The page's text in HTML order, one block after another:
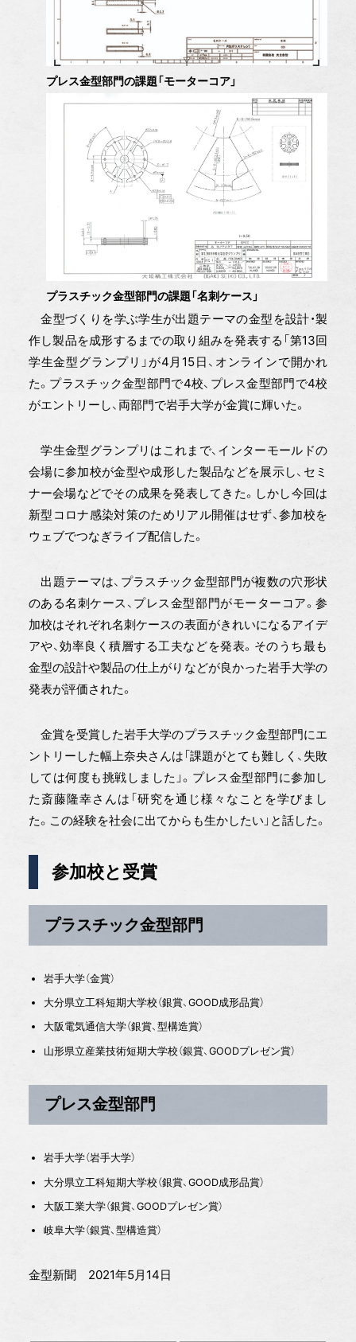
プレス金型部門の課題「モーターコア」
プラスチック金型部門の課題「名刺ケース」
金型づくりを学ぶ学生が出題テーマの金型を設計・製
作し製品を成形するまでの取り組みを発表する「第13回
学生金型グランプリ」が4月15日、オンラインで開かれ
た。プラスチック金型部門で4校、プレス金型部門で4校
がエントリーし、両部門で岩手大学が金賞に輝いた。
学生金型グランプリはこれまで、インターモールドの
会場に参加校が金型や成形した製品などを展示し、セミ
ナー会場などでその成果を発表してきた。しかし今回は
新型コロナ感染対策のためリアル開催はせず、参加校を
ウェブでつなぎライブ配信した。
出題テーマは、プラスチック金型部門が複数の穴形状
のある名刺ケース、プレス金型部門がモーターコア。参
加校はそれぞれ名刺ケースの表面がきれいになるアイデ
アや、効率良く積層する工夫などを発表。そのうち最も
金型の設計や製品の仕上がりなどが良かった岩手大学の
発表が評価された。
金賞を受賞した岩手大学のプラスチック金型部門にエ
ントリーした幅上奈央さんは「課題がとても難しく、失敗
しては何度も挑戦しました」。プレス金型部門に参加し
た斎藤隆幸さんは「研究を通じ様々なことを学びまし
た。この経験を社会に出てからも生かしたい」と話した。
参加校と受賞
プラスチック金型部門
岩手大学（金賞）
大分県立工科短期大学校（銀賞、GOOD成形品賞）
大阪電気通信大学（銀賞、型構造賞）
山形県立産業技術短期大学校（銀賞、GOODプレゼン賞）
プレス金型部門
岩手大学（岩手大学）
大分県立工科短期大学校（銀賞、GOOD成形品賞）
大阪工業大学（銀賞、GOODプレゼン賞）
岐阜大学（銀賞、型構造賞）
金型新聞 2021年5月14日